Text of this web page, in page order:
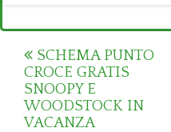
Post
navigation
SCHEMA PUNTO
CROCE GRATIS
SNOOPY E
WOODSTOCK IN
VACANZA